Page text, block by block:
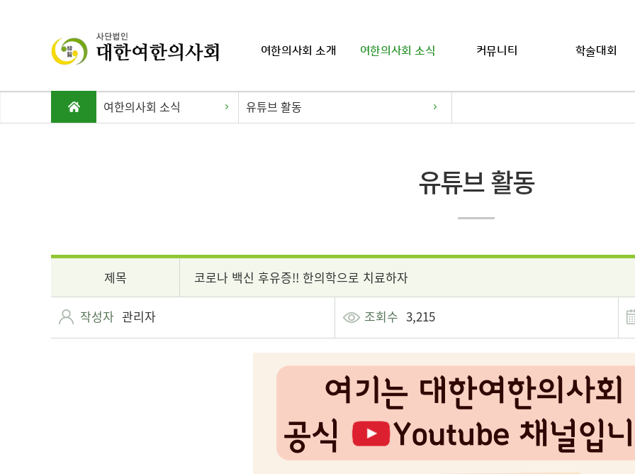
여한의사회 소개 여한의사회 소식 커뮤니티 학술대회
여한의사회 소식 유튜브 활동
유튜브 활동
제목 코로나 백신 후유증!! 한의학으로 치료하자
작성자 관리자 조회수 3,215